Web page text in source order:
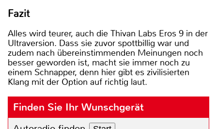
Fazit
Alles wird teurer, auch die Thivan Labs Eros 9 in der
Ultraversion. Dass sie zuvor spottbillig war und
zudem nach übereinstimmenden Meinungen noch
besser geworden ist, macht sie immer noch zu
einem Schnapper, denn hier gibt es zivilisierten
Klang mit der Option auf richtig laut.
Finden Sie Ihr Wunschgerät